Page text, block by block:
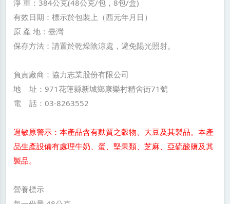
淨 重：384公克(48公克/包，8包/盒)
有效日期：標示於包裝上（西元年月日）
原 產 地：臺灣
保存方法：請置於乾燥陰涼處，避免陽光照射。
負責廠商：協力志業股份有限公司
地 址：971花蓮縣新城鄉康樂村精舍街71號
電 話：03-8263552
過敏原警示：本產品含有麩質之穀物、大豆及其製品。本產
品生產設備有處理牛奶、蛋、堅果類、芝麻、亞硫酸鹽及其
製品。
營養標示